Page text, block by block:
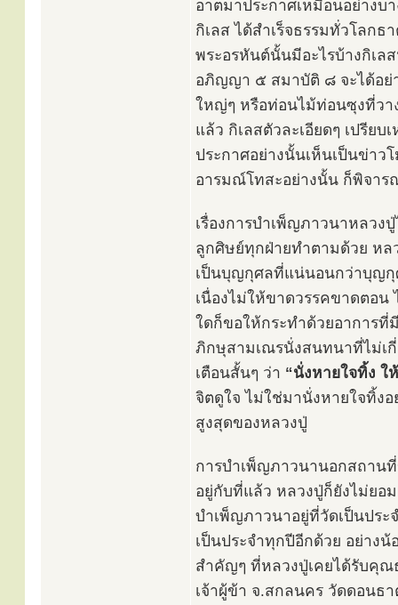
อาตมาประกาศเหมือนอย่าง
กิเลส ได้สำเร็จธรรมทั่วโลก
พระอรหันต์นั้นมีอะไรบ้างกิเล
อภิญญา ๕ สมาบัติ ๘ จะได้อย่า
ใหญ่ๆ หรือท่อนไม้ท่อนซุงที่วา
แล้ว กิเลสตัวละเอียดๆ เปรีย
ประกาศอย่างนั้นเห็นเป็นข่าว
อารมณ์โทสะอย่างนั้น ก็พิจาร
เรื่องการบำเพ็ญภาวนาหลวง
ลูกศิษย์ทุกฝ่ายทำตามด้วย หล
เป็นบุญกุศลที่แน่นอนกว่าบุญกุ
เนื่องไม่ให้ขาดวรรคขาดตอน
ใดก็ขอให้กระทำด้วยอาการที่
ภิกษุสามเณรนั่งสนทนาที่ไม่เ
เตือนสั้นๆ ว่า “นั่งหายใจทิ้ง ใ
จิตดูใจ ไม่ใช่มานั่งหายใจทิ้ง
สูงสุดของหลวงปู่
การบำเพ็ญภาวนานอกสถาน
อยู่กับที่แล้ว หลวงปู่ก็ยังไม่ยอ
บำเพ็ญภาวนาอยู่ที่วัดเป็นปร
เป็นประจำทุกปีอีกด้วย อย่าง
สำคัญๆ ที่หลวงปู่เคยได้รับคุ
เจ้าผู้ข้า จ.สกลนคร วัดดอนธ